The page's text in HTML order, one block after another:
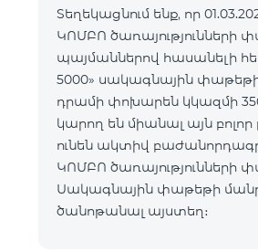
Տեղեկացնում ենք, որ
ԿՈՄԲՈ ծառայությունների
պայմաններով հասանելի
5000» սակագնային
դրամի փոխարեն կկազմի 3500 ՀՀ
կարող են միանալ այն
ունեն ակտիվ
ԿՈՄԲՈ ծառայությունների
Սակագնային փաթեթի
ծանոթանալ այստեղ։